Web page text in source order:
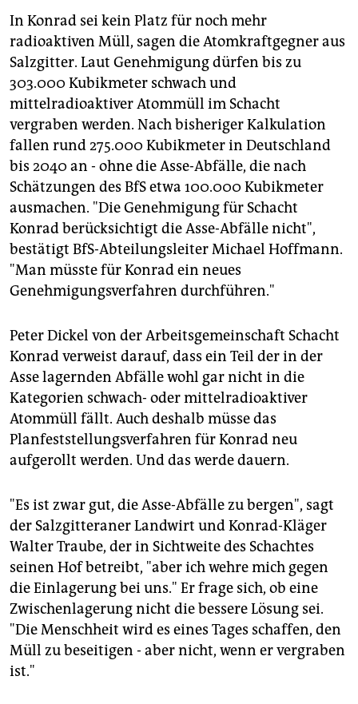
In Konrad sei kein Platz für noch mehr
radioaktiven Müll, sagen die Atomkraftgegner aus
Salzgitter. Laut Genehmigung dürfen bis zu
303.000 Kubikmeter schwach und
mittelradioaktiver Atommüll im Schacht
vergraben werden. Nach bisheriger Kalkulation
fallen rund 275.000 Kubikmeter in Deutschland
bis 2040 an - ohne die Asse-Abfälle, die nach
Schätzungen des BfS etwa 100.000 Kubikmeter
ausmachen. "Die Genehmigung für Schacht
Konrad berücksichtigt die Asse-Abfälle nicht",
bestätigt BfS-Abteilungsleiter Michael Hoffmann.
"Man müsste für Konrad ein neues
Genehmigungsverfahren durchführen."
Peter Dickel von der Arbeitsgemeinschaft Schacht
Konrad verweist darauf, dass ein Teil der in der
Asse lagernden Abfälle wohl gar nicht in die
Kategorien schwach- oder mittelradioaktiver
Atommüll fällt. Auch deshalb müsse das
Planfeststellungsverfahren für Konrad neu
aufgerollt werden. Und das werde dauern.
"Es ist zwar gut, die Asse-Abfälle zu bergen", sagt
der Salzgitteraner Landwirt und Konrad-Kläger
Walter Traube, der in Sichtweite des Schachtes
seinen Hof betreibt, "aber ich wehre mich gegen
die Einlagerung bei uns." Er frage sich, ob eine
Zwischenlagerung nicht die bessere Lösung sei.
"Die Menschheit wird es eines Tages schaffen, den
Müll zu beseitigen - aber nicht, wenn er vergraben
ist."